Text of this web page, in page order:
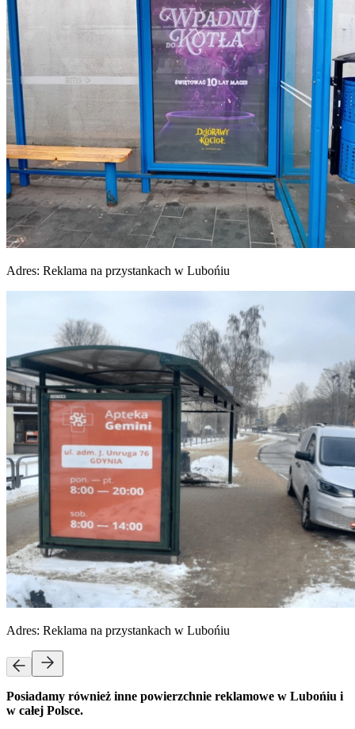
Adres: Reklama na przystankach w Lubońiu
Adres: Reklama na przystankach w Lubońiu
Posiadamy również inne powierzchnie reklamowe w Lubońiu i
w całej Polsce.